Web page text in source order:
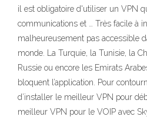
il est obligatoire d'utiliser un VPN
communications et … Très facile à
malheureusement pas accessible
monde. La Turquie, la Tunisie, la
Russie ou encore les Emirats
bloquent l’application. Pour
d’installer le meilleur VPN pour
meilleur VPN pour le VOIP avec